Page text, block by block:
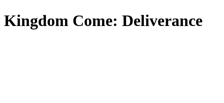
Kingdom Come: Deliverance